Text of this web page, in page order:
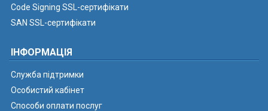
Code Signing SSL-сертифікати
SAN SSL-сертифікати
ІНФОРМАЦІЯ
Служба підтримки
Особистий кабінет
Способи оплати послуг